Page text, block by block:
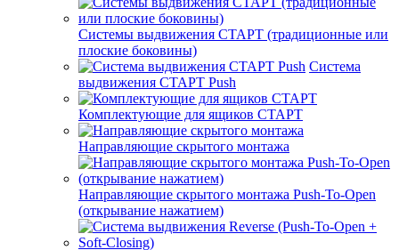
Системы выдвижения СТАРТ (традиционные или
плоские боковины)
Система
выдвижения СТАРТ Push
Комплектующие для ящиков СТАРТ
Направляющие скрытого монтажа
Направляющие скрытого монтажа Push-To-Open
(открывание нажатием)